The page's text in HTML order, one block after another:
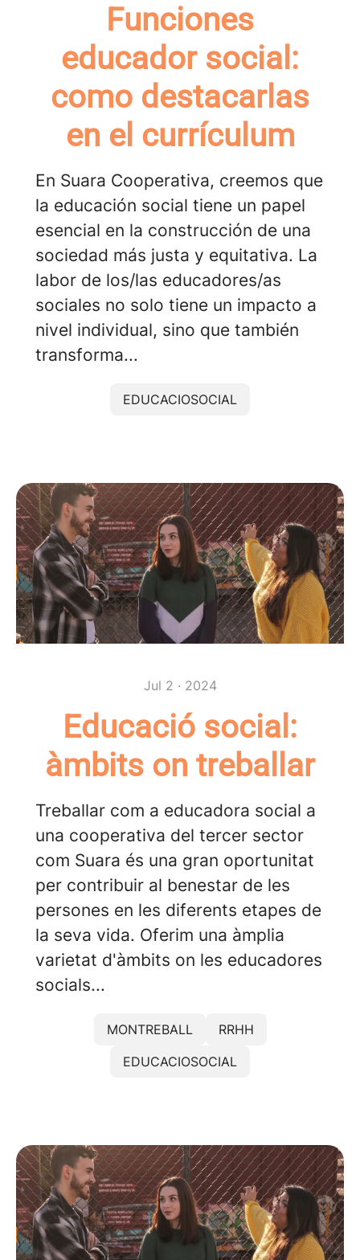
Funciones
educador social:
como destacarlas
en el currículum
En Suara Cooperativa, creemos que
la educación social tiene un papel
esencial en la construcción de una
sociedad más justa y equitativa. La
labor de los/las educadores/as
sociales no solo tiene un impacto a
nivel individual, sino que también
transforma...
EDUCACIOSOCIAL
Jul 2 · 2024
Educació social:
àmbits on treballar
Treballar com a educadora social a
una cooperativa del tercer sector
com Suara és una gran oportunitat
per contribuir al benestar de les
persones en les diferents etapes de
la seva vida. Oferim una àmplia
varietat d'àmbits on les educadores
socials...
MONTREBALL
RRHH
EDUCACIOSOCIAL